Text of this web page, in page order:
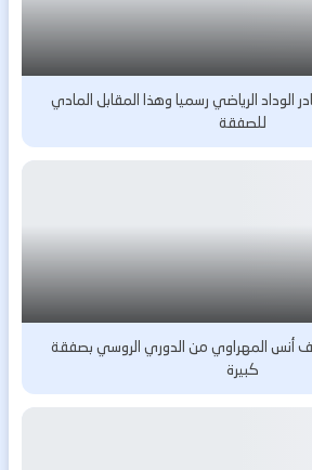
الوداد الرياضي رسميا وهذا المقابل المادي
للصفقة
أنس المهراوي من الدوري الروسي بصفقة
كبيرة